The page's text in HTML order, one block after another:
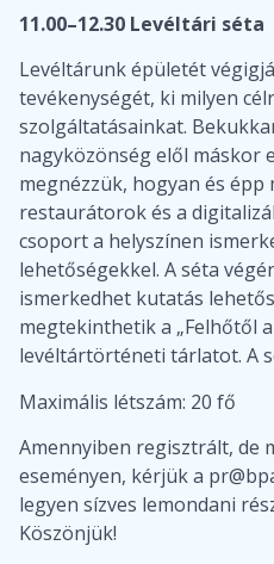
11.00–12.30 Levéltári séta
Levéltárunk épületét
tevékenységét, ki milyen
szolgáltatásainkat.
nagyközönség elől máskor
megnézzük, hogyan és épp
restaurátorok és a
csoport a helyszínen
lehetőségekkel. A séta
ismerkedhet kutatás
megtekinthetik a „Felhőtől
levéltártörténeti tárlatot. A
Maximális létszám: 20 fő
Amennyiben regisztrált, de
eseményen, kérjük a
legyen sízves lemondani
Köszönjük!